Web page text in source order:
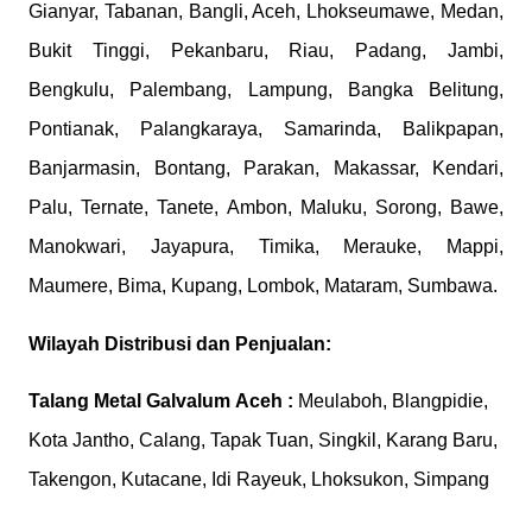
Gianyar, Tabanan, Bangli, Aceh, Lhokseumawe, Medan,
Bukit Tinggi, Pekanbaru, Riau, Padang, Jambi,
Bengkulu, Palembang, Lampung, Bangka Belitung,
Pontianak, Palangkaraya, Samarinda, Balikpapan,
Banjarmasin, Bontang, Parakan, Makassar, Kendari,
Palu, Ternate, Tanete, Ambon, Maluku, Sorong, Bawe,
Manokwari, Jayapura, Timika, Merauke, Mappi,
Maumere, Bima, Kupang, Lombok, Mataram, Sumbawa.
Wilayah Distribusi dan Penjualan:
Talang Metal Galvalum Aceh : Meulaboh, Blangpidie,
Kota Jantho, Calang, Tapak Tuan, Singkil, Karang Baru,
Takengon, Kutacane, Idi Rayeuk, Lhoksukon, Simpang